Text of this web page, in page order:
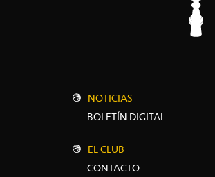
NOTICIAS
BOLETÍN DIGITAL
EL CLUB
CONTACTO